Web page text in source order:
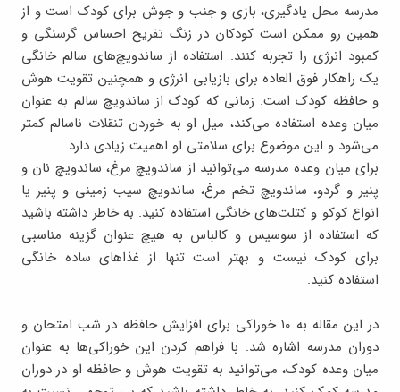
مدرسه محل یادگیری، بازی و جنب و جوش برای کودک است و از
همین رو ممکن است کودکان در زنگ تفریح احساس گرسنگی و
کمبود انرژی را تجربه کنند. استفاده از ساندویچ‌های سالم خانگی
یک راهکار فوق العاده برای بازیابی انرژی و همچنین تقویت هوش
و حافظه کودک است. زمانی که کودک از ساندویچ سالم به عنوان
میان وعده استفاده می‌کند، میل او به خوردن تنقلات ناسالم کمتر
می‌شود و این موضوع برای سلامتی او اهمیت زیادی دارد.
برای میان وعده مدرسه می‌توانید از ساندویچ مرغ، ساندویچ نان و
پنیر و گردو، ساندویچ تخم مرغ، ساندویچ سیب زمینی و پنیر یا
انواع کوکو و کتلت‌های خانگی استفاده کنید. به خاطر داشته باشید
که استفاده از سوسیس و کالباس به هیچ عنوان گزینه مناسبی
برای کودک نیست و بهتر است تنها از غذاهای ساده خانگی
استفاده کنید.
در این مقاله به ۱۰ خوراکی برای افزایش حافظه در شب امتحان و
دوران مدرسه اشاره شد. با فراهم کردن این خوراکی‌ها به عنوان
میان وعده کودک، می‌توانید به تقویت هوش و حافظه او در دوران